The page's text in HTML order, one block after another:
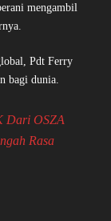
mengambil
Pdt Ferry
bagi dunia.
Dari OSZA
Rasa